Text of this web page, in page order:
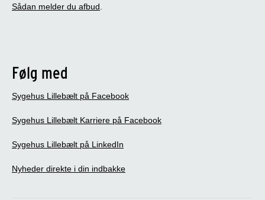
Sådan melder du afbud.
Følg med
Sygehus Lillebælt på Facebook
Sygehus Lillebælt Karriere på Facebook
Sygehus Lillebælt på LinkedIn
Nyheder direkte i din indbakke